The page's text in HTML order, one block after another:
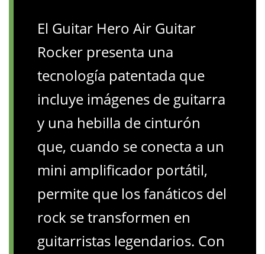
El Guitar Hero Air Guitar
Rocker presenta una
tecnología patentada que
incluye imágenes de guitarra
y una hebilla de cinturón
que, cuando se conecta a un
mini amplificador portátil,
permite que los fanáticos del
rock se transformen en
guitarristas legendarios. Con